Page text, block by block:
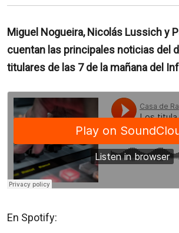
Miguel Nogueira, Nicolás Lussich y
cuentan las principales noticias del
titulares de las 7 de la mañana del
En Spotify: